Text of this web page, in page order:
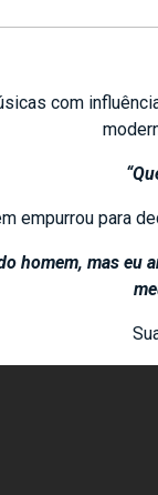
com
empurrou para
homem, mas